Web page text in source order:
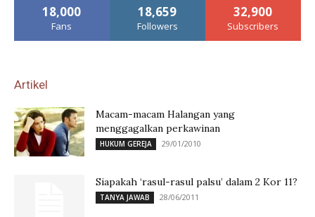
18,000
Fans
18,659
Followers
32,900
Subscribers
Artikel
Macam-macam Halangan yang
menggagalkan perkawinan
HUKUM GEREJA 29/01/2010
Siapakah ‘rasul-rasul palsu’ dalam 2 Kor 11?
TANYA JAWAB 28/06/2011